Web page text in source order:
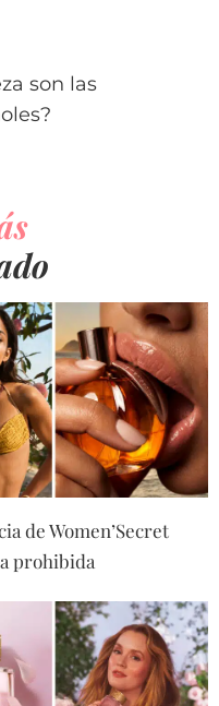
son las
de Women’Secret
prohibida